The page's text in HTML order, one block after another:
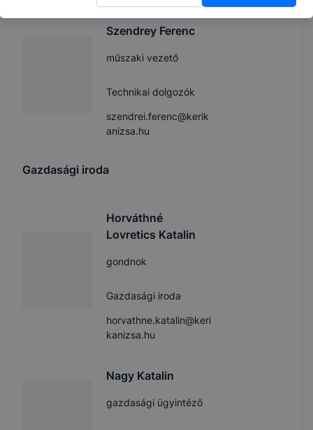
Szendrey Ferenc
műszaki vezető
Technikai dolgozók
szendrei.ferenc@kerik
anizsa.hu
Gazdasági iroda
Horváthné
Lovretics Katalin
gondnok
Gazdasági iroda
horvathne.katalin@keri
kanizsa.hu
Nagy Katalin
gazdasági ügyintéző